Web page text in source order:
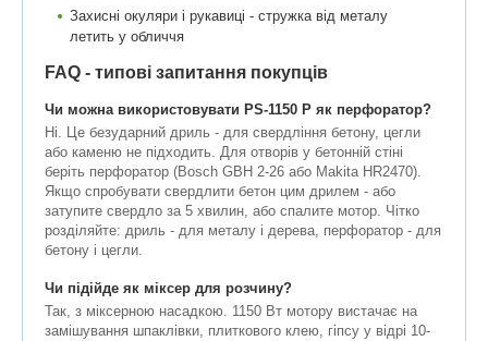
Захисні окуляри і рукавиці - стружка від металу
летить у обличчя
FAQ - типові запитання покупців
Чи можна використовувати PS-1150 P як перфоратор?
Ні. Це безударний дриль - для свердління бетону, цегли
або каменю не підходить. Для отворів у бетонній стіні
беріть перфоратор (Bosch GBH 2-26 або Makita HR2470).
Якщо спробувати свердлити бетон цим дрилем - або
затупите свердло за 5 хвилин, або спалите мотор. Чітко
розділяйте: дриль - для металу і дерева, перфоратор - для
бетону і цегли.
Чи підійде як міксер для розчину?
Так, з міксерною насадкою. 1150 Вт мотору вистачає на
замішування шпаклівки, плиткового клею, гіпсу у відрі 10-